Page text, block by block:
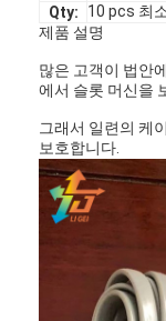
Qty:
10 pcs 최
제품 설명
많은 고객이 법안
에서 슬롯 머신을
그래서 일련의 케
보호합니다.